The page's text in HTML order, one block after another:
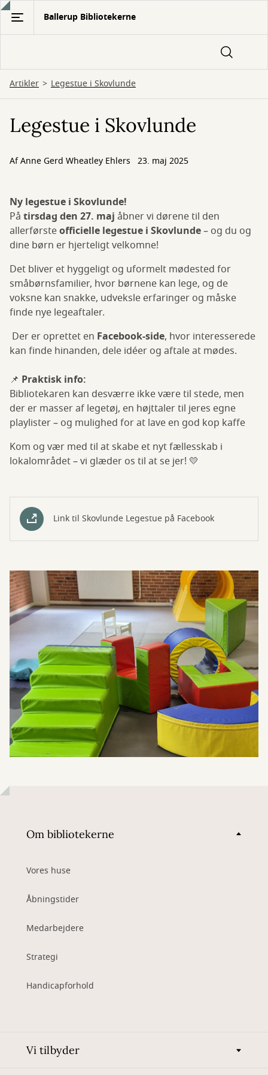
Gå
hovedindhold
Ballerup Bibliotekerne
Artikler Legestue i Skovlunde
Legestue i Skovlunde
AfAnne Gerd Wheatley Ehlers 23. maj 2025
Ny legestue i Skovlunde!
På tirsdag den 27. maj åbner vi dørene til den
allerførsteofficielle legestue i Skovlunde– og du og
dine børn er hjerteligt velkomne!
Det bliver et hyggeligt og uformelt mødested for
småbørnsfamilier, hvor børnene kan lege, og de
voksne kan snakke, udveksle erfaringer og måske
finde nye legeaftaler.
Der er oprettet en Facebook-side, hvor interesserede
kan finde hinanden, dele idéer og aftale at mødes.
📌 Praktisk info:
Bibliotekaren kan desværre ikke være til stede, men
der er masser af legetøj, en højttaler til jeres egne
playlister – og mulighed for at lave en god kop kaffe
Kom og vær med til at skabe et nyt fællesskab i
lokalområdet – vi glæder os til at se jer! 💛
Link til Skovlunde Legestue på Facebook
Om bibliotekerne
Vores huse
Åbningstider
Medarbejdere
Strategi
Handicapforhold
Vi tilbyder